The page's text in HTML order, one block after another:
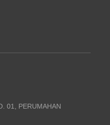
01, PERUMAHAN